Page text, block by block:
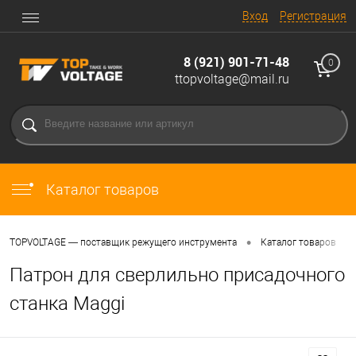
Вход Регистрация
8 (921) 901-71-48
ttopvoltage@mail.ru
0
Каталог товаров
TOPVOLTAGE — поставщик режущего инструмента • Каталог товаров
Патрон для сверлильно присадочного
станка Maggi